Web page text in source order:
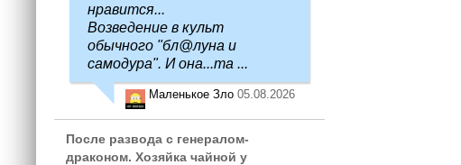
нравится...
Возведение в культ
обычного "бл@луна и
самодура". И она...та ...
Маленькое Зло 05.08.2026
После развода с генералом-
драконом. Хозяйка чайной у